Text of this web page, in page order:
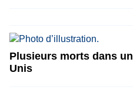
Plusieurs morts dans
Unis